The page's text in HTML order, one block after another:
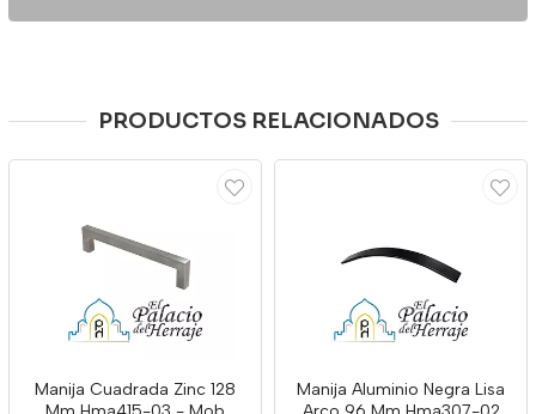
PRODUCTOS RELACIONADOS
Manija Cuadrada Zinc 128
Manija Aluminio Negra Lisa